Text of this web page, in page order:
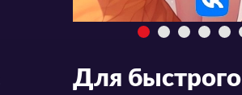
Для быстрого